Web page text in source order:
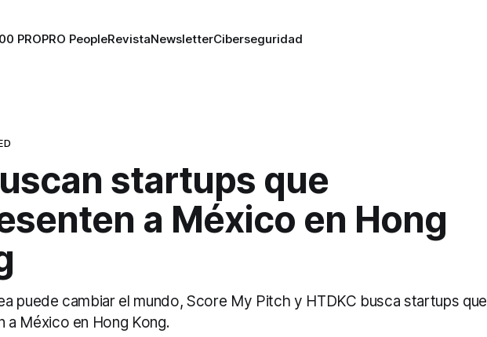
PROPRO PeopleRevistaNewsletterCiberseguridad
startups que
a México en Hong
puede cambiar el mundo, Score My Pitch y HTDKC busca startups que
a México en Hong Kong.